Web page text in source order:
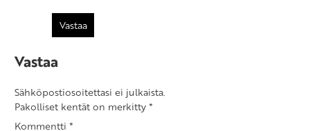
Vastaa
Vastaa
Sähköpostiosoitettasi ei julkaista.
Pakolliset kentät on merkitty*
Kommentti *